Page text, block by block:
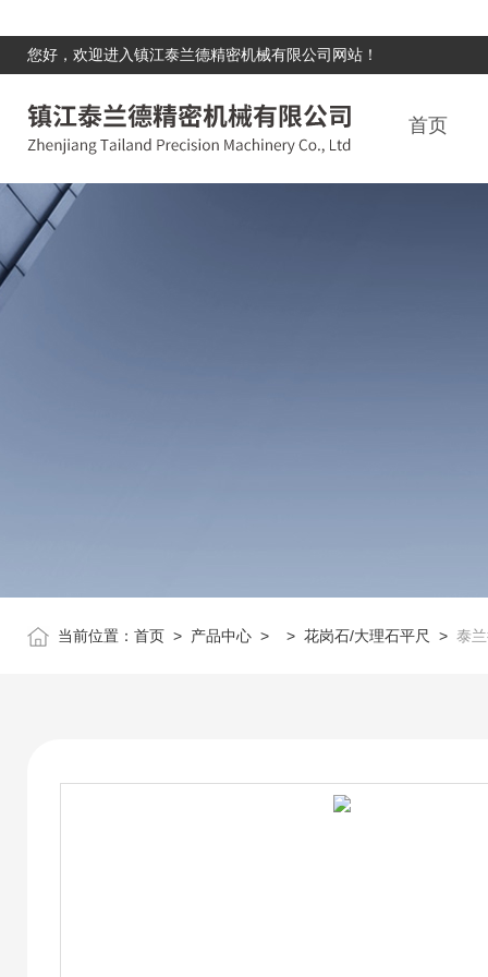
您好，欢迎进入镇江泰兰德精密机械有限公司网站！
首页
当前位置： 首页 > 产品中心 > > 花岗石/大理石平尺 > 泰